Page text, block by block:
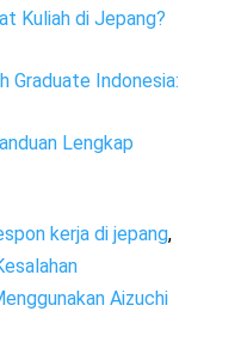
Kuliah di Jepang?
Graduate Indonesia:
Lengkap
kerja di jepang,
Aizuchi